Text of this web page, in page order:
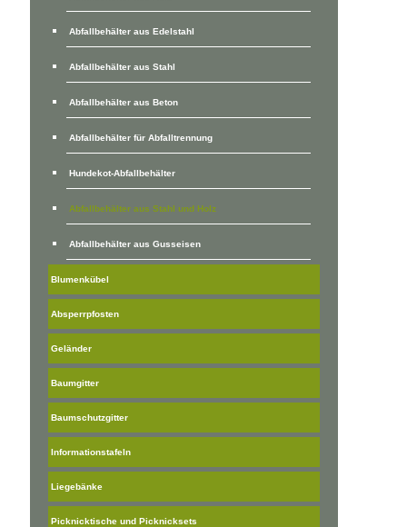
Abfallbehälter aus Edelstahl
Abfallbehälter aus Stahl
Abfallbehälter aus Beton
Abfallbehälter für Abfalltrennung
Hundekot-Abfallbehälter
Abfallbehälter aus Stahl und Holz
Abfallbehälter aus Gusseisen
Blumenkübel
Absperrpfosten
Geländer
Baumgitter
Baumschutzgitter
Informationstafeln
Liegebänke
Picknicktische und Picknicksets